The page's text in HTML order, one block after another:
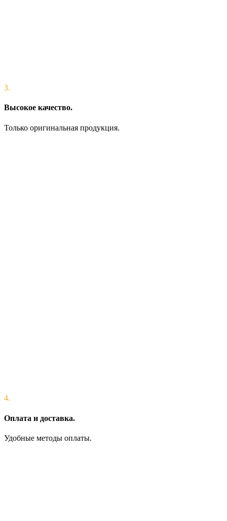
3.
Высокое качество.
Только оригинальная продукция.
4.
Оплата и доставка.
Удобные методы оплаты.